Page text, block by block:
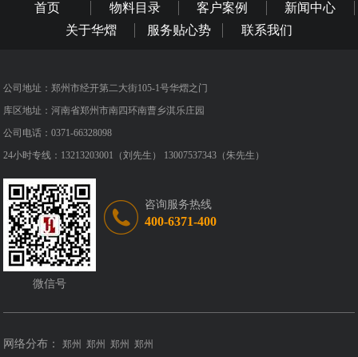
首页 物料目录 客户案例
新闻中心
关于华熠
服务贴心势 联系我们
公司地址：郑州市经开第二大街105-1号华熠之门
库区地址：河南省郑州市南四环南曹乡淇乐庄园
公司电话：0371-66328098
24小时专线：13213203001（刘先生） 13007537343（朱先生）
微信号
咨询服务热线
400-6371-400
网络分布：郑州 郑州 郑州 郑州